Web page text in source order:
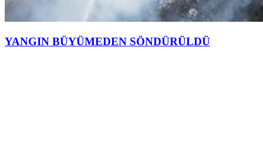
YANGIN BÜYÜMEDEN SÖNDÜRÜLDÜ